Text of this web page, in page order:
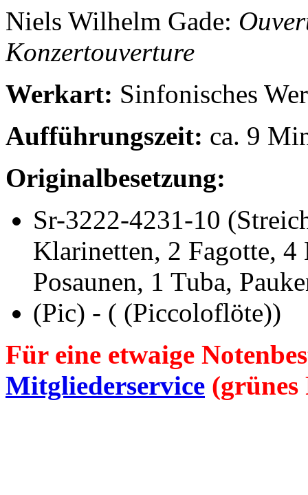
Niels Wilhelm Gade:
Konzertouverture
Werkart: Sinfonisches
Aufführungszeit: ca. 9
Originalbesetzung:
Sr-3222-4231-10
Klarinetten, 2 Fagotte, 4
Posaunen, 1 Tuba,
(Pic) - ( (Piccoloflöte))
Für eine etwaige
Mitgliederservice (grünes